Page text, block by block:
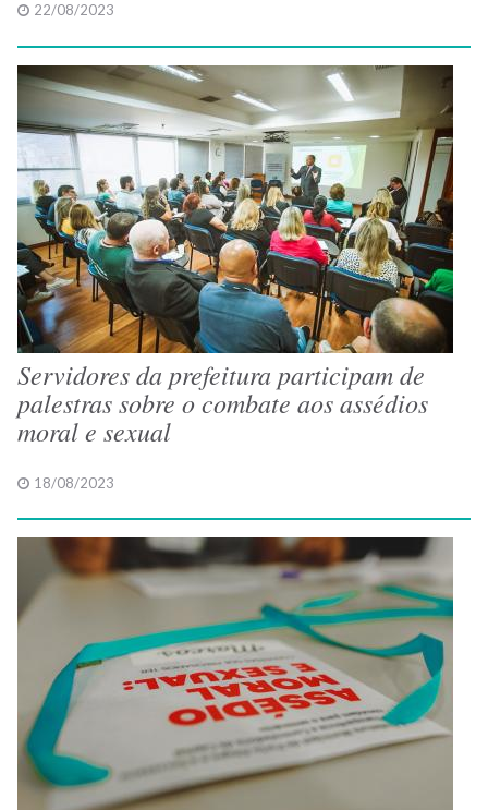
22/08/2023
Servidores da prefeitura participam de
palestras sobre o combate aos assédios
moral e sexual
18/08/2023